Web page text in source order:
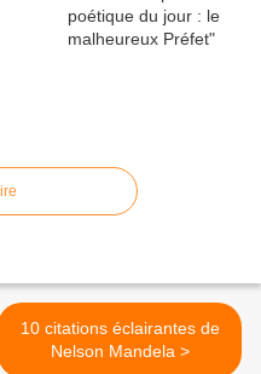
10 citations éclairantes de
Nelson Mandela >